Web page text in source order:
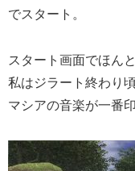
でスタート。
スタート画面でほん
私はジラート終わり
マシアの音楽が一番